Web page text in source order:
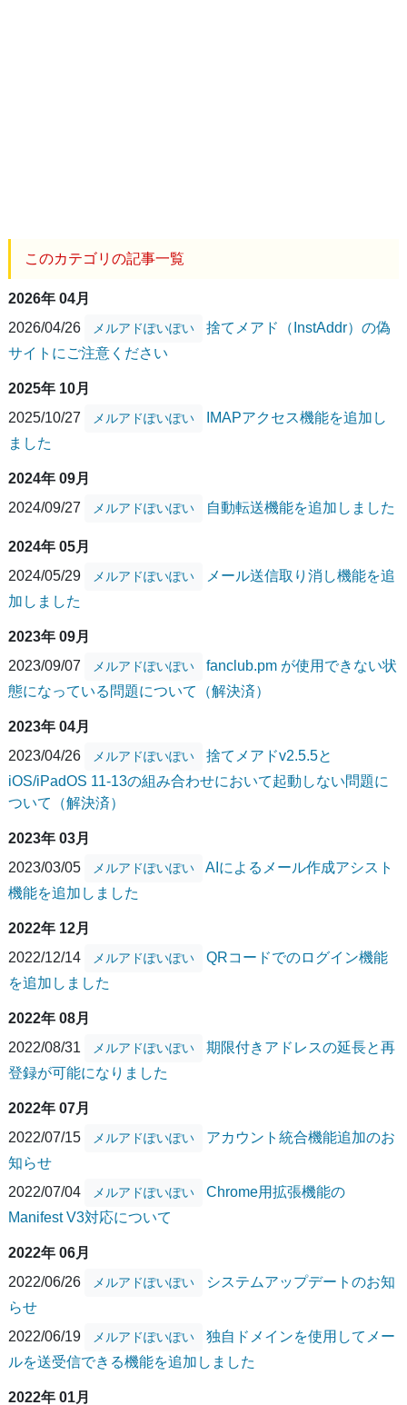
このカテゴリの記事一覧
2026年 04月
2026/04/26
メルアドぽいぽい
捨てメアド（InstAddr）の偽
サイトにご注意ください
2025年 10月
2025/10/27
メルアドぽいぽい
IMAPアクセス機能を追加し
ました
2024年 09月
2024/09/27
メルアドぽいぽい 自動転送機能を追加しました
2024年 05月
2024/05/29
メルアドぽいぽい
メール送信取り消し機能を追
加しました
2023年 09月
2023/09/07
メルアドぽいぽい
fanclub.pm が使用できない状
態になっている問題について（解決済）
2023年 04月
2023/04/26
メルアドぽいぽい
捨てメアドv2.5.5と
iOS/iPadOS 11-13の組み合わせにおいて起動しない問題に
ついて（解決済）
2023年 03月
2023/03/05
メルアドぽいぽい
AIによるメール作成アシスト
機能を追加しました
2022年 12月
2022/12/14
メルアドぽいぽい
QRコードでのログイン機能
を追加しました
2022年 08月
2022/08/31
メルアドぽいぽい
期限付きアドレスの延長と再
登録が可能になりました
2022年 07月
2022/07/15
メルアドぽいぽい
アカウント統合機能追加のお
知らせ
2022/07/04
メルアドぽいぽい
Chrome用拡張機能の
Manifest V3対応について
2022年 06月
2022/06/26
メルアドぽいぽい
システムアップデートのお知
らせ
2022/06/19
メルアドぽいぽい
独自ドメインを使用してメー
ルを送受信できる機能を追加しました
2022年 01月